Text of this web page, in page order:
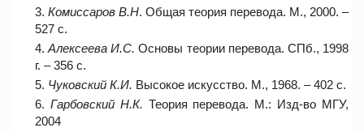
Комиссаров В.Н. Общая теория перевода. М., 2000. –
527 с.
Алексеева И.С. Основы теории перевода. СПб., 1998
г. – 356 с.
Чуковский К.И. Высокое искусство. М., 1968. – 402 с.
Гарбовский Н.К. Теория перевода. М.: Изд-во МГУ,
2004